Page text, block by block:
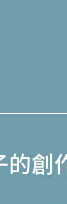
的創